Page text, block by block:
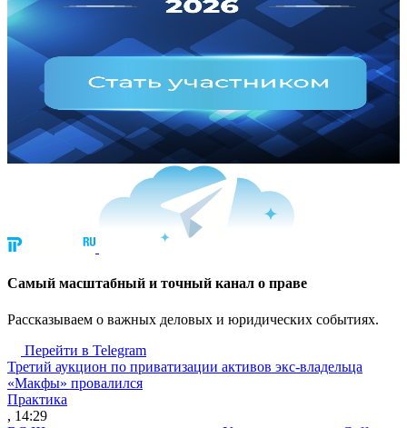
Cамый масштабный и точный канал о праве
Рассказываем о важных деловых и юридических событиях.
Перейти в Telegram
Третий аукцион по приватизации активов экс-владельца
«Макфы» провалился
Практика
, 14:29